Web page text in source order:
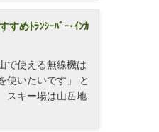
すめﾄﾗﾝｼｰﾊﾞｰ･ｲﾝｶ
で使える無線機は
使いたいです」 と
スキー場は山岳地